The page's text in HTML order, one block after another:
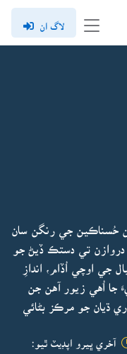
لاگ ان
حُسناڪين جي رنگن سان
دروازن تي دستڪ ڏيڻ جو
جي اوچي اُڏام، اندازِ
جا اُهي زيور آهن جن
ڌيان جو مرڪز بڻائي
آخري ڀيرو اپڊيٽ ٿيو: